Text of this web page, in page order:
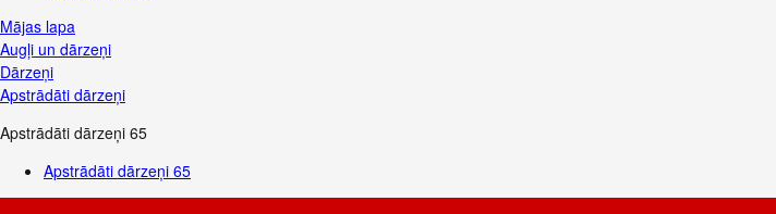
Mājas lapa
Augļi un dārzeņi
Dārzeņi
Apstrādāti dārzeņi
Apstrādāti dārzeņi 65
Apstrādāti dārzeņi 65